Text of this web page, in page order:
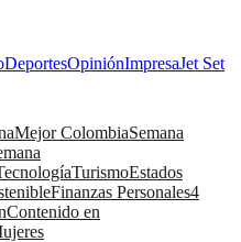
DeportesOpiniónImpresaJet Set
Mejor ColombiaSemana
TurismoEstados
Finanzas Personales4
Contenido en